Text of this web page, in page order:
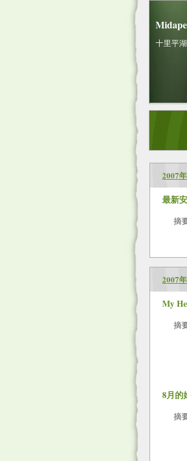
十里平
2007
最新
摘
2007
My
摘
8月的
摘